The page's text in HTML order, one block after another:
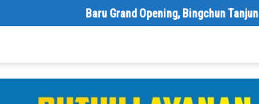
‎Baru Grand Opening, Bingchun Tanjung